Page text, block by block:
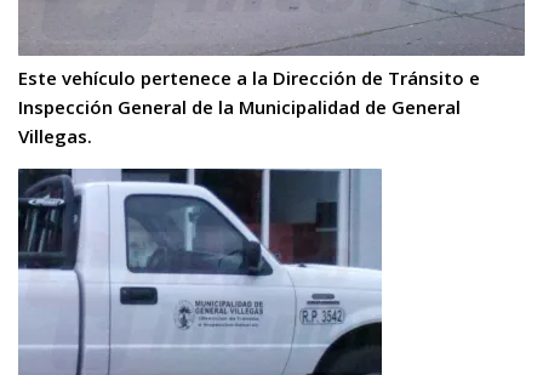
Este vehículo pertenece a la Dirección de Tránsito e
Inspección General de la Municipalidad de General
Villegas.